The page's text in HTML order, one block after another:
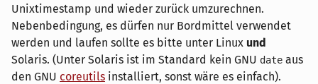
Unixtimestamp und wieder zurück umzurechnen.
Nebenbedingung, es dürfen nur Bordmittel verwendet
werden und laufen sollte es bitte unter Linux und
Solaris. (Unter Solaris ist im Standard kein GNU date aus
den GNU coreutils installiert, sonst wäre es einfach).